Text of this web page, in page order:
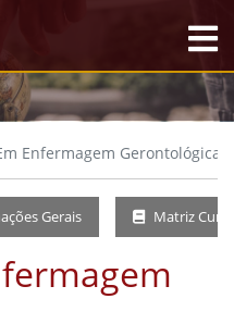
Enfermagem Gerontológica
Gerais Matriz